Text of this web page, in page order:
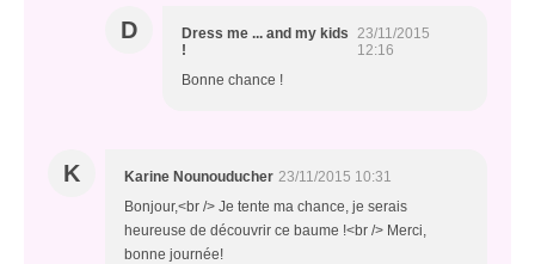
D
Dress me ... and my kids
!
23/11/2015
12:16
Bonne chance !
K Karine Nounouducher 23/11/2015 10:31
Bonjour,<br /> Je tente ma chance, je serais
heureuse de découvrir ce baume !<br /> Merci,
bonne journée!